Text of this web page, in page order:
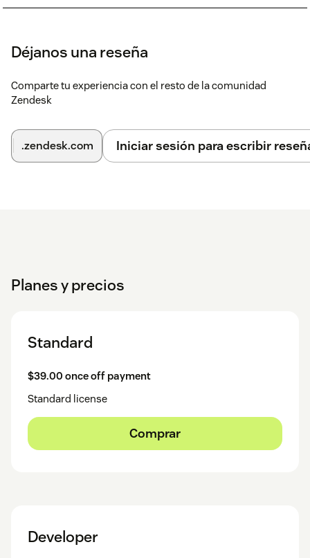
Déjanos una reseña
Comparte tu experiencia con el resto de la comunidad
Zendesk
.zendesk.com Iniciar sesión para escribir
Planes y precios
Standard
$39.00 once off payment
Standard license
Comprar
Developer